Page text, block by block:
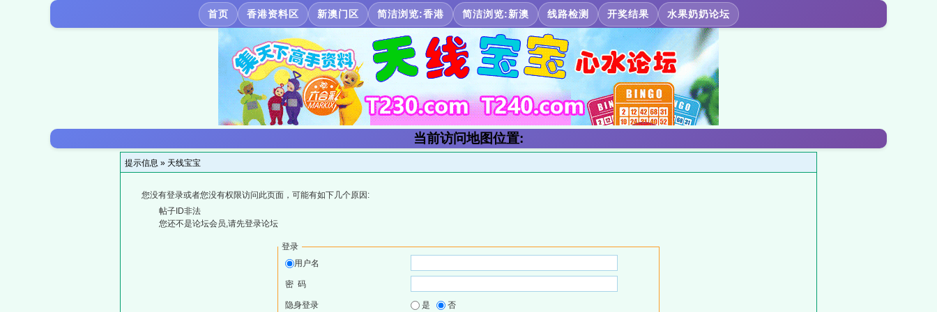
首页 香港资料区 新澳门区 简洁浏览:香港 简洁浏览:新澳 线路检测 开奖结果 水果奶奶论坛
当前访问地图位置:
提示信息 » 天线宝宝
您没有登录或者您没有权限访问此页面，可能有如下几个原因:
帖子ID非法
您还不是论坛会员,请先登录论坛
登录
用户名
密 码
隐身登录 是 否